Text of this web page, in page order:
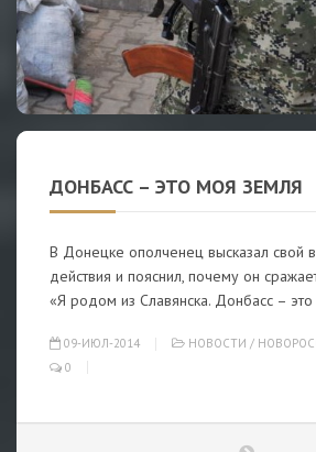
ДОНБАСС – ЭТО МОЯ ЗЕМЛЯ
В Донецке ополченец высказал свой
действия и пояснил, почему он
«Я родом из Славянска. Донбасс –
09-ИЮЛ-2014 НОВОСТИ /
0